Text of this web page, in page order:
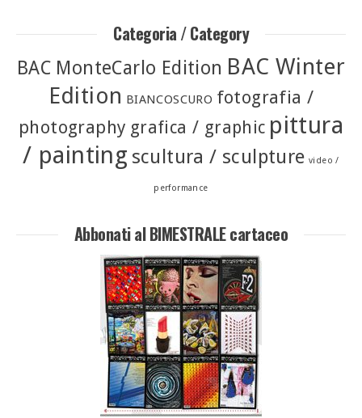
Categoria / Category
BAC MonteCarlo Edition BAC Winter
Edition BIANCOSCURO fotografia /
photography grafica / graphic pittura
/ painting scultura / sculpture video /
performance
Abbonati al BIMESTRALE cartaceo